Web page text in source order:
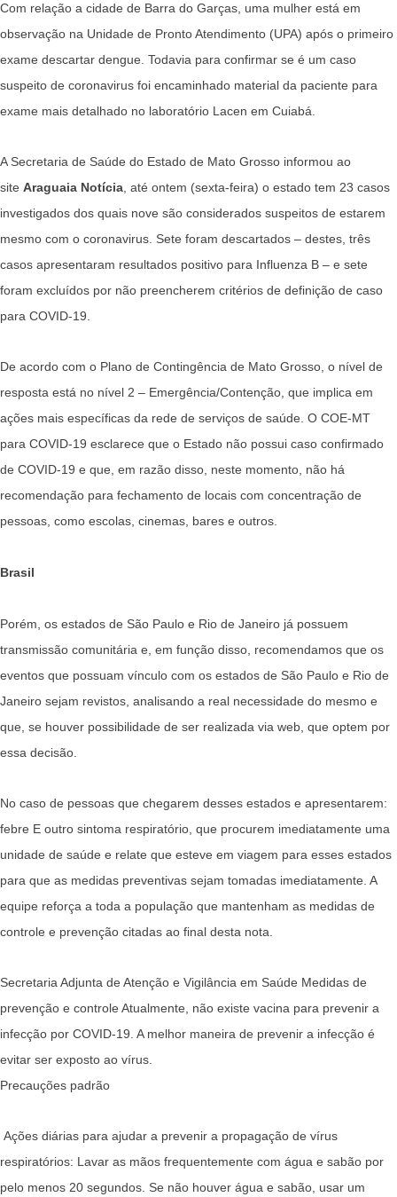
Com relação a cidade de Barra do Garças, uma mulher está em
observação na Unidade de Pronto Atendimento (UPA) após o primeiro
exame descartar dengue. Todavia para confirmar se é um caso
suspeito de coronavirus foi encaminhado material da paciente para
exame mais detalhado no laboratório Lacen em Cuiabá.
A Secretaria de Saúde do Estado de Mato Grosso informou ao
site Araguaia Notícia , até ontem (sexta-feira) o estado tem 23 casos
investigados dos quais nove são considerados suspeitos de estarem
mesmo com o coronavirus. Sete foram descartados – destes, três
casos apresentaram resultados positivo para Influenza B – e sete
foram excluídos por não preencherem critérios de definição de caso
para COVID-19.
De acordo com o Plano de Contingência de Mato Grosso, o nível de
resposta está no nível 2 – Emergência/Contenção, que implica em
ações mais específicas da rede de serviços de saúde. O COE-MT
para COVID-19 esclarece que o Estado não possui caso confirmado
de COVID-19 e que, em razão disso, neste momento, não há
recomendação para fechamento de locais com concentração de
pessoas, como escolas, cinemas, bares e outros.
Brasil
Porém, os estados de São Paulo e Rio de Janeiro já possuem
transmissão comunitária e, em função disso, recomendamos que os
eventos que possuam vínculo com os estados de São Paulo e Rio de
Janeiro sejam revistos, analisando a real necessidade do mesmo e
que, se houver possibilidade de ser realizada via web, que optem por
essa decisão.
No caso de pessoas que chegarem desses estados e apresentarem:
febre E outro sintoma respiratório, que procurem imediatamente uma
unidade de saúde e relate que esteve em viagem para esses estados
para que as medidas preventivas sejam tomadas imediatamente. A
equipe reforça a toda a população que mantenham as medidas de
controle e prevenção citadas ao final desta nota.
Secretaria Adjunta de Atenção e Vigilância em Saúde Medidas de
prevenção e controle Atualmente, não existe vacina para prevenir a
infecção por COVID-19. A melhor maneira de prevenir a infecção é
evitar ser exposto ao vírus.
Precauções padrão
Ações diárias para ajudar a prevenir a propagação de vírus
respiratórios: Lavar as mãos frequentemente com água e sabão por
pelo menos 20 segundos. Se não houver água e sabão, usar um